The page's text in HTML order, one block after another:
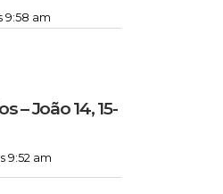
9:58 am
– João 14, 15-
9:52 am